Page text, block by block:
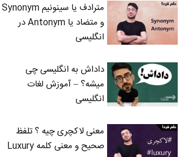
مترادف یا سینونیم Synonym
و متضاد یا Antonym در
انگلیسی
داداش به انگلیسی چی
میشه؟ – آموزش لغات
انگلیسی
معنی لاکچری چیه ؟ تلفظ
صحیح و معنی کلمه Luxury